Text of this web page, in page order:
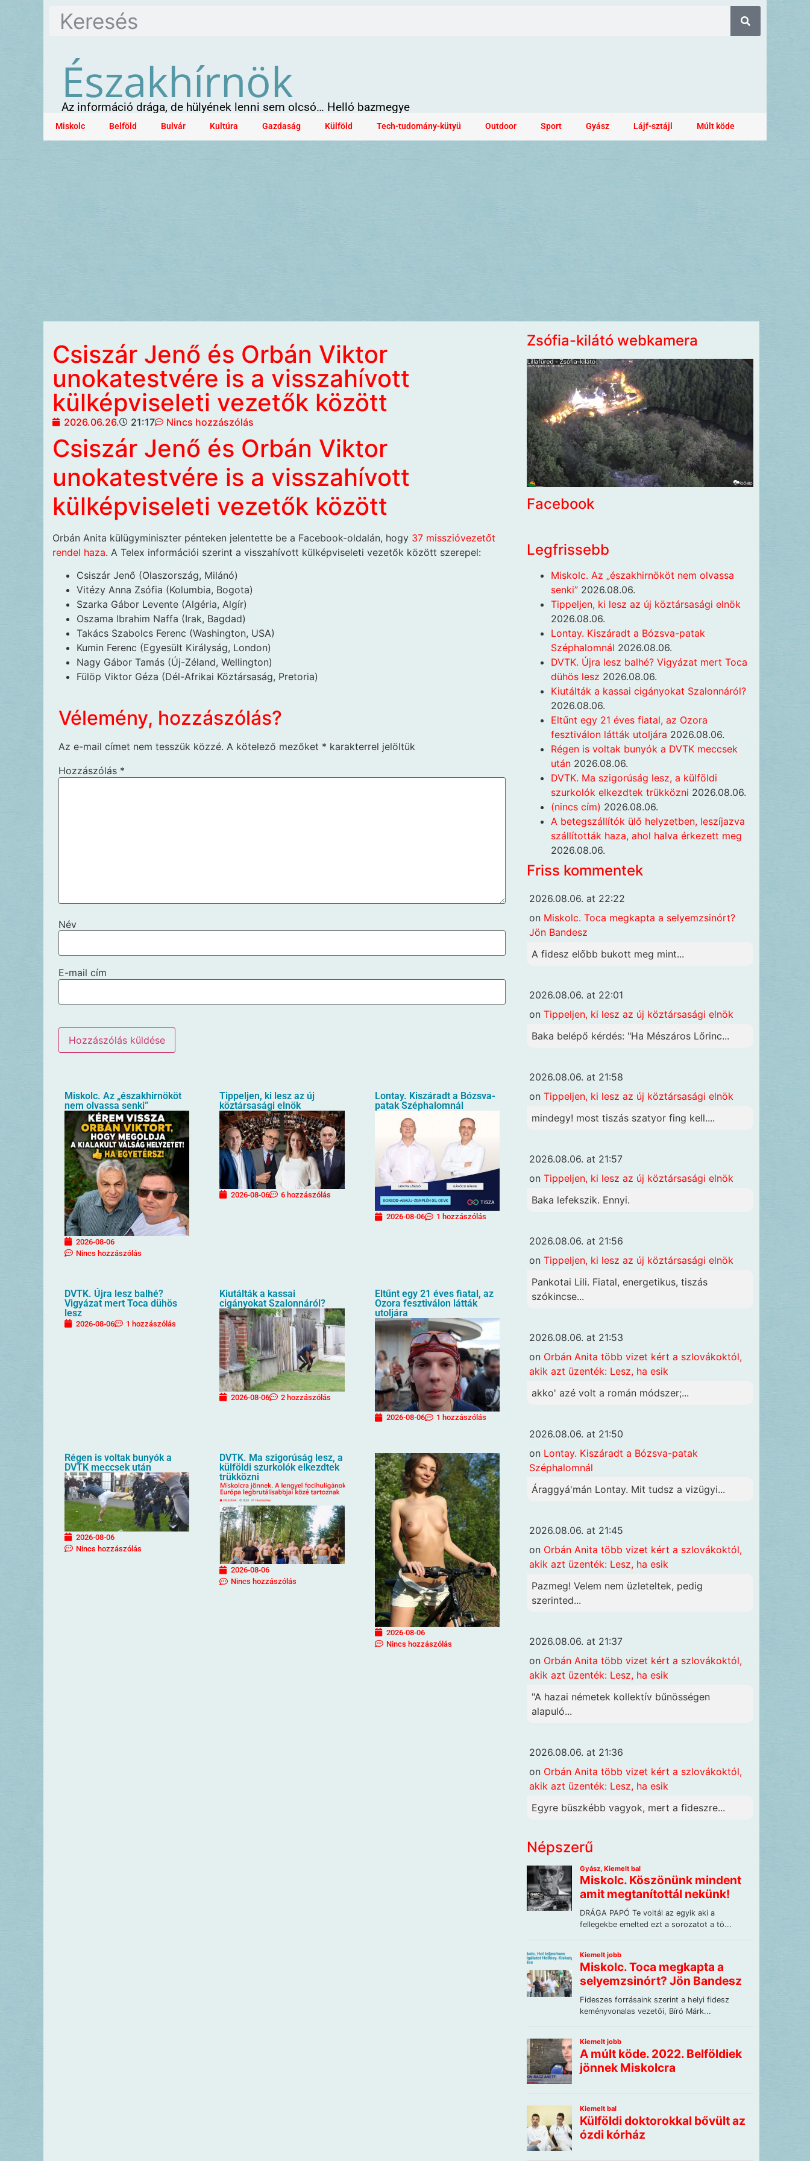
Északhírnök
Az információ drága, de hülyének lenni sem olcsó… Helló bazmegye
Miskolc Belföld Bulvár Kultúra Gazdaság Külföld Tech-tudomány-kütyü Outdoor Sport Gyász Lájf-sztájl Múlt köde
Csiszár Jenő és Orbán Viktor
unokatestvére is a visszahívott
külképviseleti vezetők között
2026.06.26. 21:17 Nincs hozzászólás
Csiszár Jenő és Orbán Viktor
unokatestvére is a visszahívott
külképviseleti vezetők között
Orbán Anita külügyminiszter pénteken jelentette be a Facebook-oldalán, hogy 37 misszióvezetőt
rendel haza. A Telex információi szerint a visszahívott külképviseleti vezetők között szerepel:
Csiszár Jenő (Olaszország, Milánó)
Vitézy Anna Zsófia (Kolumbia, Bogota)
Szarka Gábor Levente (Algéria, Algír)
Oszama Ibrahim Naffa (Irak, Bagdad)
Takács Szabolcs Ferenc (Washington, USA)
Kumin Ferenc (Egyesült Királyság, London)
Nagy Gábor Tamás (Új-Zéland, Wellington)
Fülöp Viktor Géza (Dél-Afrikai Köztársaság, Pretoria)
Vélemény, hozzászólás?
Az e-mail címet nem tesszük közzé. A kötelező mezőket * karakterrel jelöltük
Hozzászólás *
Név
E-mail cím
Miskolc. Az „északhirnököt
nem olvassa senki”
2026-08-06
Nincs hozzászólás
Tippeljen, ki lesz az új
köztársasági elnök
2026-08-06 6 hozzászólás
Lontay. Kiszáradt a Bózsva-
patak Széphalomnál
2026-08-06 1 hozzászólás
DVTK. Újra lesz balhé?
Vigyázat mert Toca dühös
lesz
2026-08-06 1 hozzászólás
Kiutálták a kassai
cigányokat Szalonnáról?
2026-08-06 2 hozzászólás
Eltűnt egy 21 éves fiatal, az
Ozora fesztiválon látták
utoljára
2026-08-06 1 hozzászólás
Régen is voltak bunyók a
DVTK meccsek után
2026-08-06
Nincs hozzászólás
DVTK. Ma szigorúság lesz, a
külföldi szurkolók elkezdtek
trükközni
2026-08-06
Nincs hozzászólás
2026-08-06
Nincs hozzászólás
Zsófia-kilátó webkamera
Facebook
Legfrissebb
Miskolc. Az „északhirnököt nem olvassa
senki” 2026.08.06.
Tippeljen, ki lesz az új köztársasági elnök
2026.08.06.
Lontay. Kiszáradt a Bózsva-patak
Széphalomnál 2026.08.06.
DVTK. Újra lesz balhé? Vigyázat mert Toca
dühös lesz 2026.08.06.
Kiutálták a kassai cigányokat Szalonnáról?
2026.08.06.
Eltűnt egy 21 éves fiatal, az Ozora
fesztiválon látták utoljára 2026.08.06.
Régen is voltak bunyók a DVTK meccsek
után 2026.08.06.
DVTK. Ma szigorúság lesz, a külföldi
szurkolók elkezdtek trükközni 2026.08.06.
(nincs cím) 2026.08.06.
A betegszállítók ülő helyzetben, leszíjazva
szállították haza, ahol halva érkezett meg
2026.08.06.
Friss kommentek
2026.08.06. at 22:22
on Miskolc. Toca megkapta a selyemzsinórt?
Jön Bandesz
A fidesz előbb bukott meg mint...
2026.08.06. at 22:01
on Tippeljen, ki lesz az új köztársasági elnök
Baka belépő kérdés: "Ha Mészáros Lőrinc...
2026.08.06. at 21:58
on Tippeljen, ki lesz az új köztársasági elnök
mindegy! most tiszás szatyor fing kell....
2026.08.06. at 21:57
on Tippeljen, ki lesz az új köztársasági elnök
Baka lefekszik. Ennyi.
2026.08.06. at 21:56
on Tippeljen, ki lesz az új köztársasági elnök
Pankotai Lili. Fiatal, energetikus, tiszás
szókincse...
2026.08.06. at 21:53
on Orbán Anita több vizet kért a szlovákoktól,
akik azt üzenték: Lesz, ha esik
akko' azé volt a román módszer;...
2026.08.06. at 21:50
on Lontay. Kiszáradt a Bózsva-patak
Széphalomnál
Áraggyá'mán Lontay. Mit tudsz a vizügyi...
2026.08.06. at 21:45
on Orbán Anita több vizet kért a szlovákoktól,
akik azt üzenték: Lesz, ha esik
Pazmeg! Velem nem üzleteltek, pedig
szerinted...
2026.08.06. at 21:37
on Orbán Anita több vizet kért a szlovákoktól,
akik azt üzenték: Lesz, ha esik
"A hazai németek kollektív bűnösségen
alapuló...
2026.08.06. at 21:36
on Orbán Anita több vizet kért a szlovákoktól,
akik azt üzenték: Lesz, ha esik
Egyre büszkébb vagyok, mert a fideszre...
Népszerű